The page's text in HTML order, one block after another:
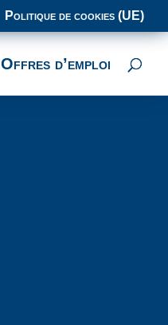
Politique de cookies (UE)
Offres d’emploi